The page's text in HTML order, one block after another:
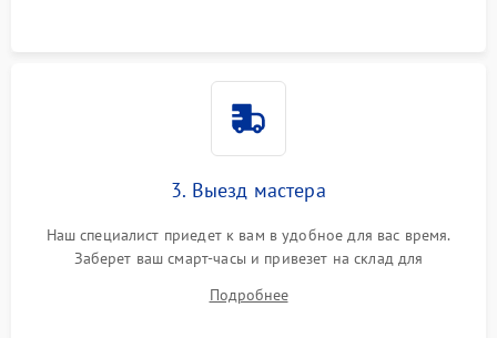
3. Выезд мастера
Наш специалист приедет к вам в удобное для вас время.
Заберет ваш смарт-часы и привезет на склад для
Подробнее